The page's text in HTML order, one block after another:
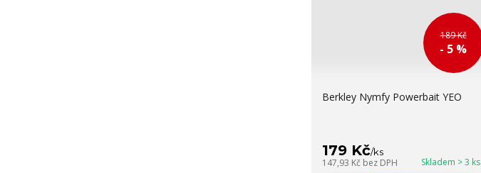
189 Kč
- 5 %
Berkley Nymfy Powerbait YEO
179 Kč/ks
147,93 Kč bez DPH Skladem > 3 ks